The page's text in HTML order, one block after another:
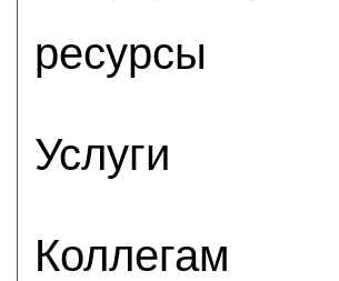
ресурсы
Услуги
Коллегам